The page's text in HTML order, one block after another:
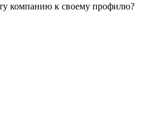
компанию к своему профилю?